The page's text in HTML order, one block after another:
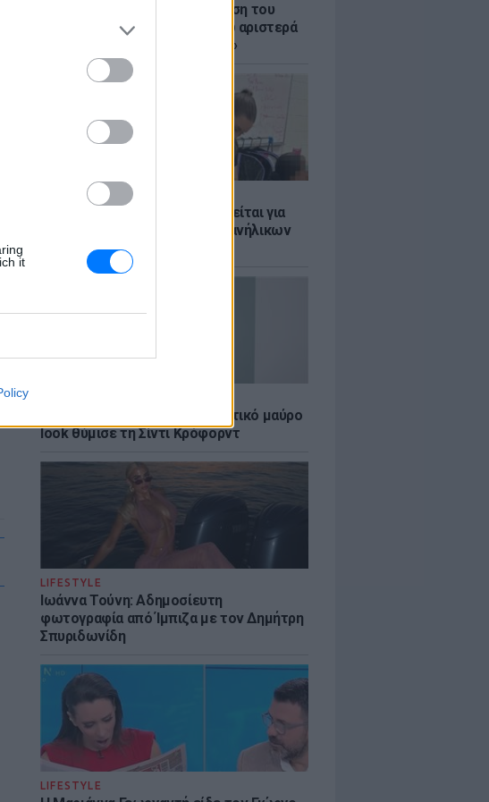
it
Σέρρες: Συγκλονίζει η κατάθεση του
οδηγού – «Κοίταξα να στρίψω αριστερά
για να γλιτώσω, δεν πρόλαβα»
ΕΙΔΗΣΕΙΣ
ΗΠΑ: Δασκάλα χορού κατηγορείται για
σeξουαλική κακοποίηση δύο ανήλικων
μαθητών της
Κάια Γκέρμπερ: Με αποκαλυπτικό μαύρο
look θύμισε τη Σίντι Κρόφορντ
LIFESTYLE
Ιωάννα Τούνη: Αδημοσίευτη
φωτογραφία από Ίμπιζα με τον Δημήτρη
Σπυριδωνίδη
LIFESTYLE